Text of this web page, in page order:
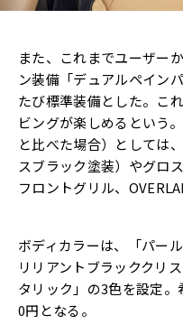
また、これまでユーザー
ン装備「デュアルペイン
たび標準装備とした。こ
ビングが楽しめるという
と比べた場合）としては
スブラック塗装）やグロ
フロントグリル、
ボディカラーは、「パー
リリアントブラッククリ
タリック」の3色を設定
0円となる。